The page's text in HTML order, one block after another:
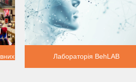
Лабораторія BehLAB